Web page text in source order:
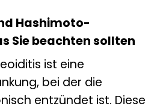
Hashimoto-
Sie beachten sollten
ist eine
bei der die
entzündet ist. Diese